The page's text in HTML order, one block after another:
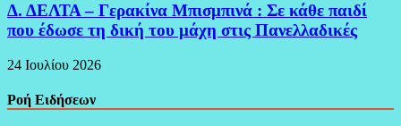
Δ. ΔΕΛΤΑ – Γερακίνα Μπισμπινά : Σε κάθε παιδί
που έδωσε τη δική του μάχη στις Πανελλαδικές
24 Ιουλίου 2026
Ροή Ειδήσεων